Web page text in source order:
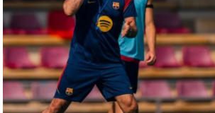
श्ले
ष
ण
स
म
सा